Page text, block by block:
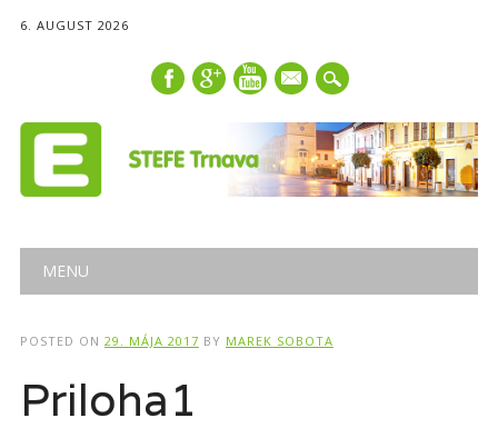
6. AUGUST 2026
mail
Main menu
MENU
POSTED ON 29. MÁJA 2017 BY MAREK SOBOTA
Priloha1